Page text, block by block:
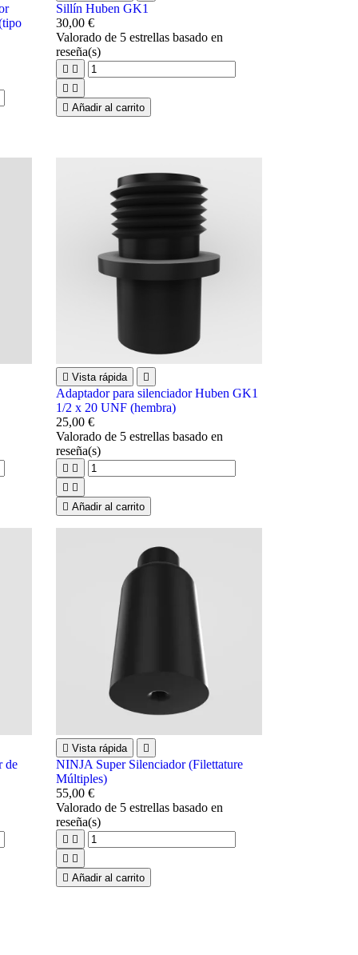
Sillín Huben GK1
30,00 €
Valorado de 5 estrellas basado en
reseña(s)
 
 
 Añadir al carrito
 Vista rápida 
Adaptador para silenciador Huben GK1
1/2 x 20 UNF (hembra)
25,00 €
Valorado de 5 estrellas basado en
reseña(s)
 
 
 Añadir al carrito
de
 Vista rápida 
NINJA Super Silenciador (Filettature
Múltiples)
55,00 €
Valorado de 5 estrellas basado en
reseña(s)
 
 
 Añadir al carrito